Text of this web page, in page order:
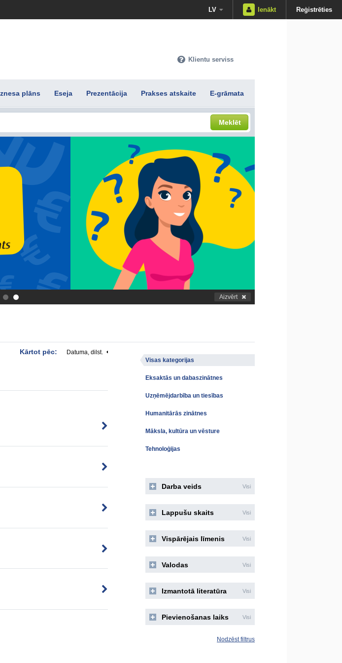
LV Ienākt Reģistrēties
Klientu serviss
plāns Eseja Prezentācija Prakses atskaite E-grāmata
Meklēt
. Aizvērt
Kārtot pēc: Datuma, dilst.
Visas kategorijas
Eksaktās un dabaszinātnes
Uzņēmējdarbība un tiesības
Humanitārās zinātnes
Māksla, kultūra un vēsture
Tehnoloģijas
Darba veids Visi
Lappušu skaits Visi
Vispārējais līmenis Visi
Valodas Visi
Izmantotā literatūra Visi
Pievienošanas laiks Visi
Nodzēst filtrus